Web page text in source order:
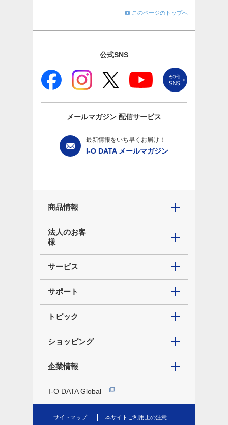
このページのトップへ
公式SNS
メールマガジン 配信サービス
最新情報をいち早くお届け！
I-O DATA メールマガジン
商品情報
法人のお客
様
サービス
サポート
トピック
ショッピング
企業情報
I-O DATA Global
サイトマップ 本サイトご利用上の注意